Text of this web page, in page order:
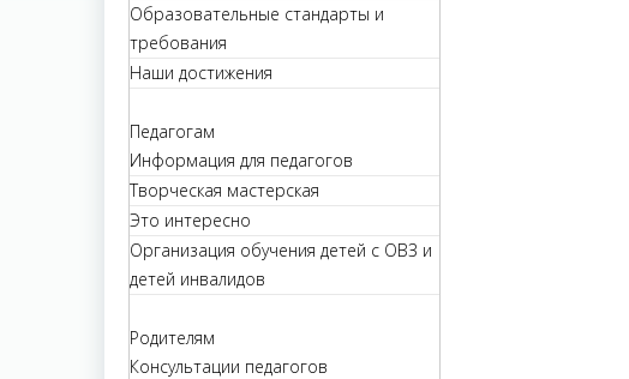
Образовательные стандарты и
требования
Наши достижения
Педагогам
Информация для педагогов
Творческая мастерская
Это интересно
Организация обучения детей с ОВЗ и
детей инвалидов
Родителям
Консультации педагогов